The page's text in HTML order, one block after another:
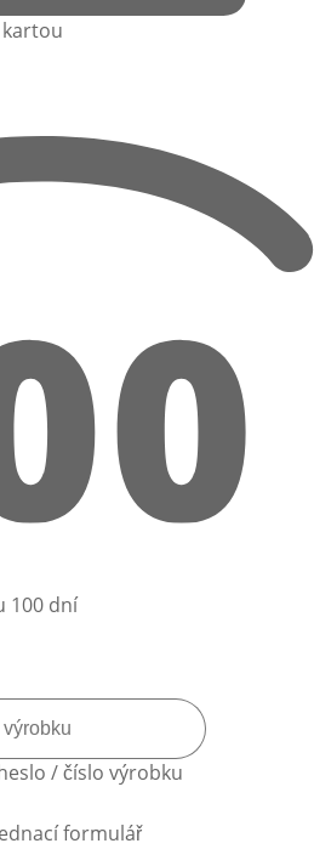
100 dní
/ číslo výrobku
formulář